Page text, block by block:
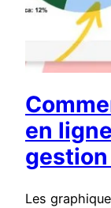
en
gestion
Les